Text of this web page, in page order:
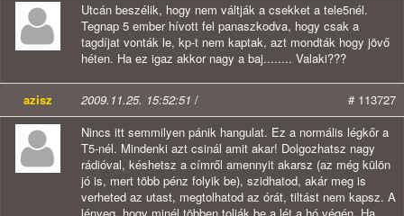
Utcán beszélik, hogy nem váltják a csekket a tele5nél.
Tegnap 5 ember hívott fel panaszkodva, hogy csak a
tagdíjat vonták le, kp-t nem kaptak, azt mondták hogy jövő
héten. Ha ez igaz akkor nagy a baj........ Valaki???
azisz 2009.11.25. 15:52:51 /
# 113727
Nincs itt semmilyen pánik hangulat. Ez a normális légkőr a
T5-nél. Mindenki azt csinál amit akar! Dolgozhatsz nagy
rádióval, késhetsz a címről amennyit akarsz (az még külön
jó is, mert több pénz folyik be), szidhatod, akár meg is
verheted az utast, megtolhatod az órát, tiltást nem kapsz. A